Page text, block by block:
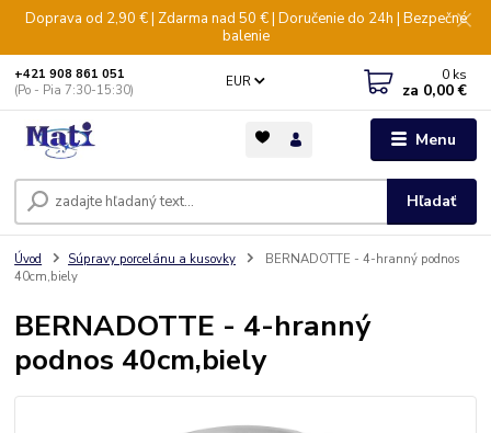
Doprava od 2,90 € | Zdarma nad 50 € | Doručenie do 24h | Bezpečné
balenie
Menu
EUR
Hľadať
+421 908 861 051
(Po - Pia 7:30-15:30)
0 ks
za 0,00 €
Úvod Súpravy porcelánu a kusovky
BERNADOTTE - 4-hranný podnos
40cm,biely
BERNADOTTE - 4-hranný
podnos 40cm,biely